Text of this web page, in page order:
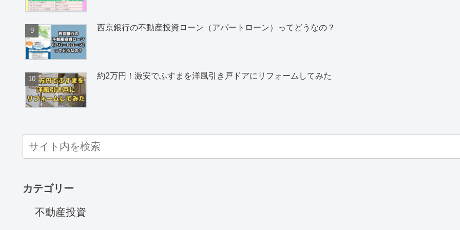
西京銀行の不動産投資ローン（アパートローン）ってどうなの？
約2万円！激安でふすまを洋風引き戸ドアにリフォームしてみた
カテゴリー
不動産投資